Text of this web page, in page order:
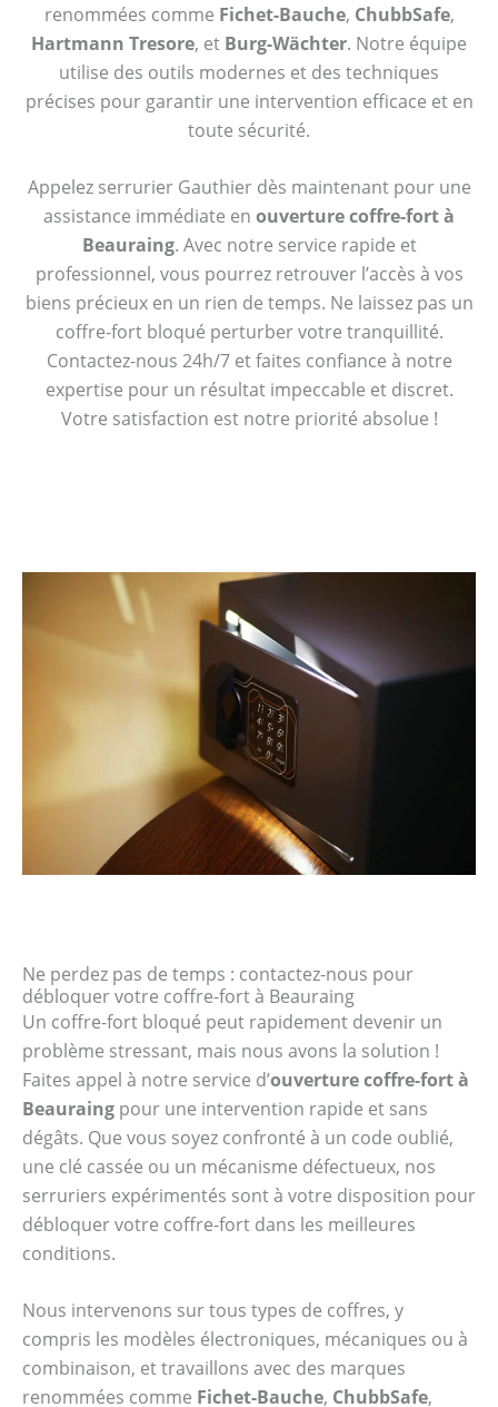
renommées comme Fichet-Bauche, ChubbSafe,
Hartmann Tresore, et Burg-Wächter. Notre équipe
utilise des outils modernes et des techniques
précises pour garantir une intervention efficace et en
toute sécurité.
Appelez serrurier Gauthier dès maintenant pour une
assistance immédiate en ouverture coffre-fort à
Beauraing. Avec notre service rapide et
professionnel, vous pourrez retrouver l’accès à vos
biens précieux en un rien de temps. Ne laissez pas un
coffre-fort bloqué perturber votre tranquillité.
Contactez-nous 24h/7 et faites confiance à notre
expertise pour un résultat impeccable et discret.
Votre satisfaction est notre priorité absolue !
Ne perdez pas de temps : contactez-nous pour
débloquer votre coffre-fort à Beauraing
Un coffre-fort bloqué peut rapidement devenir un
problème stressant, mais nous avons la solution !
Faites appel à notre service d’ouverture coffre-fort à
Beauraing pour une intervention rapide et sans
dégâts. Que vous soyez confronté à un code oublié,
une clé cassée ou un mécanisme défectueux, nos
serruriers expérimentés sont à votre disposition pour
débloquer votre coffre-fort dans les meilleures
conditions.
Nous intervenons sur tous types de coffres, y
compris les modèles électroniques, mécaniques ou à
combinaison, et travaillons avec des marques
renommées comme Fichet-Bauche, ChubbSafe,